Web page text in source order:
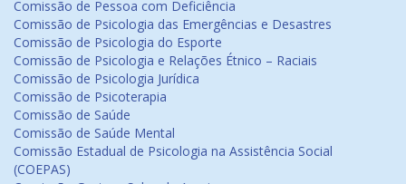
Comissão de Pessoa com Deficiência
Comissão de Psicologia das Emergências e Desastres
Comissão de Psicologia do Esporte
Comissão de Psicologia e Relações Étnico – Raciais
Comissão de Psicologia Jurídica
Comissão de Psicoterapia
Comissão de Saúde
Comissão de Saúde Mental
Comissão Estadual de Psicologia na Assistência Social
(COEPAS)